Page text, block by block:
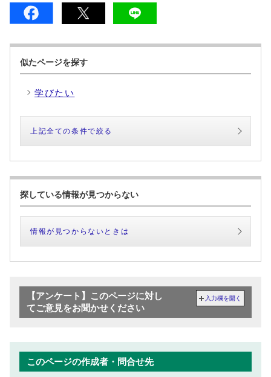
似たページを探す
学びたい
上記全ての条件で絞る
探している情報が見つからない
情報が見つからないときは
【アンケート】このページに対し
てご意見をお聞かせください
入力欄を開く
このページの作成者・問合せ先